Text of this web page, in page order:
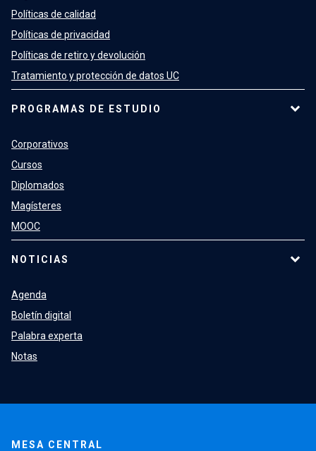
Políticas de calidad
Políticas de privacidad
Políticas de retiro y devolución
Tratamiento y protección de datos UC
PROGRAMAS DE ESTUDIO
Corporativos
Cursos
Diplomados
Magísteres
MOOC
NOTICIAS
Agenda
Boletín digital
Palabra experta
Notas
MESA CENTRAL